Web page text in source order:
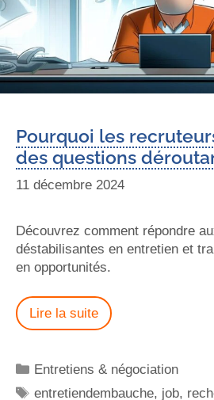
Pourquoi les
des questions
11 décembre 2024
Découvrez comment répondre
déstabilisantes en entretien et
en opportunités.
Lire la suite
Entretiens & négociation
entretiendembauche, job,